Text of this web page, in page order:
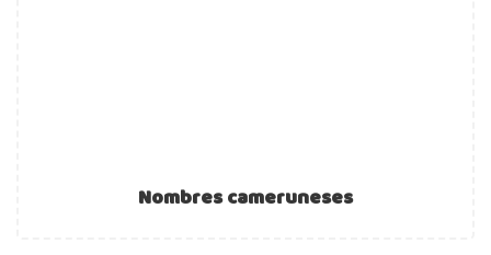
Nombres cameruneses